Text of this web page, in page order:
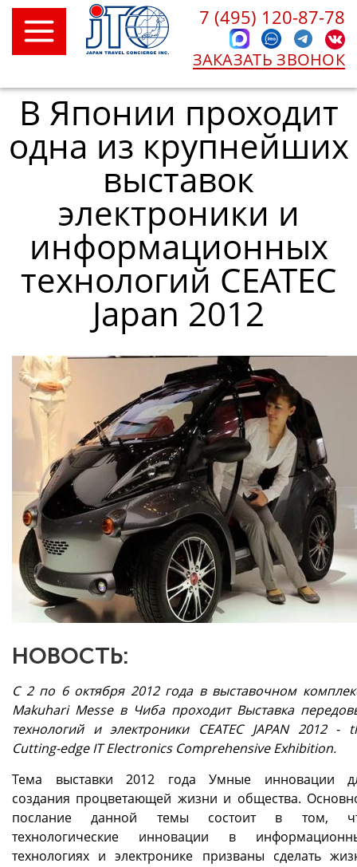
7 (495) 120-87-78
ЗАКАЗАТЬ ЗВОНОК
В Японии проходит
одна из крупнейших
выставок
электроники и
информационных
технологий CEATEC
Japan 2012
НОВОСТЬ:
С 2 по 6 октября 2012 года в выставочном
Makuhari Messe в Чиба проходит Выставка
технологий и электроники CEATEC JAPAN 2012 -
Cutting-edge IT Electronics Comprehensive Exhibition.
Тема выставки 2012 года Умные инновации
создания процветающей жизни и общества.
послание данной темы состоит в том,
технологические инновации в
технологиях и электронике призваны сделать